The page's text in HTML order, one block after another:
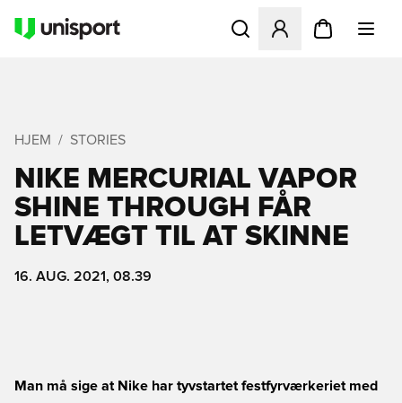
Åbner en Modal til at
HJEM STORIES
NIKE MERCURIAL VAPOR
SHINE THROUGH FÅR
LETVÆGT TIL AT SKINNE
16. AUG. 2021, 08.39
Man må sige at Nike har tyvstartet festfyrværkeriet med